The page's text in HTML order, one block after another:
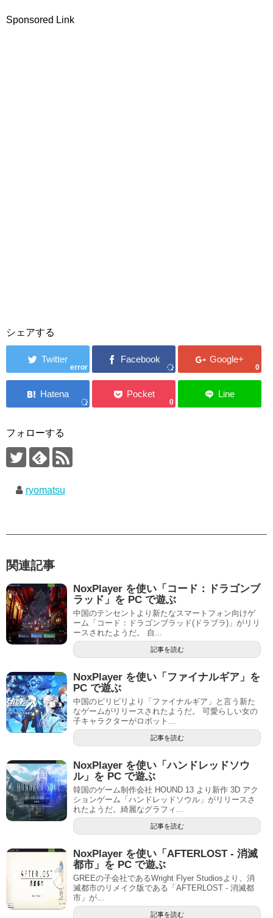
Sponsored Link
シェアする
error 0
0
フォローする
ryomatsu
関連記事
NoxPlayer を使い「コード：ドラゴンブ
ラッド」を PC で遊ぶ
中国のテンセントより新たなスマートフォン向けゲ
ーム「コード：ドラゴンブラッド(ドラブラ)」がリリ
ースされたようだ。 自...
記事を読む
NoxPlayer を使い「ファイナルギア」を
PC で遊ぶ
中国のビリビリより「ファイナルギア」と言う新た
なゲームがリリースされたようだ。 可愛らしい女の
子キャラクターがロボット...
記事を読む
NoxPlayer を使い「ハンドレッドソウ
ル」を PC で遊ぶ
韓国のゲーム制作会社 HOUND 13 より新作 3D アク
ションゲーム「ハンドレッドソウル」がリリースさ
れたようだ。綺麗なグラフィ...
記事を読む
NoxPlayer を使い「AFTERLOST - 消滅
都市」を PC で遊ぶ
GREEの子会社であるWright Flyer Studiosより、消
滅都市のリメイク版である「AFTERLOST - 消滅都
市」が...
記事を読む